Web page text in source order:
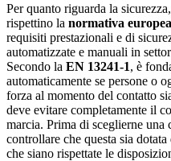
Per quanto riguarda la
rispettino la normativa
requisiti prestazionali e di
automatizzate e manuali in
Secondo la EN 13241-1, è
automaticamente se persone o
forza al momento del contatto
deve evitare completamente il
marcia. Prima di sceglierne una
controllare che questa sia dotata
che siano rispettate le